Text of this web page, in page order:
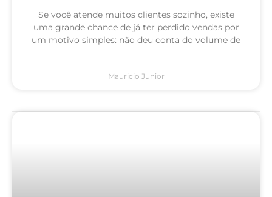
Se você atende muitos clientes sozinho, existe
uma grande chance de já ter perdido vendas por
um motivo simples: não deu conta do volume de
Mauricio Junior